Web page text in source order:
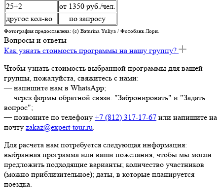
25+2
от 1350 руб./чел.
другое кол-во
по запросу
Фотография предоставлена: (c) Baturina Yuliya / Фотобанк Лори.
Вопросы и ответы
Как узнать стоимость программы на нашу группу?
Чтобы узнать стоимость выбранной программы для вашей
группы, пожалуйста, свяжитесь с нами:
— напишите нам в WhatsApp;
— через формы обратной связи: "Забронировать" и "Задать
вопрос";
— позвоните по телефону +7 (812) 317-17-67 или напишите на
почту zakaz@expert-tour.ru.
Для расчета нам потребуется следующая информация:
выбранная программа или ваши пожелания, чтобы мы могли
предложить подходящие варианты; количество участников
(можно приблизительное); даты, в которые планируется
поездка.